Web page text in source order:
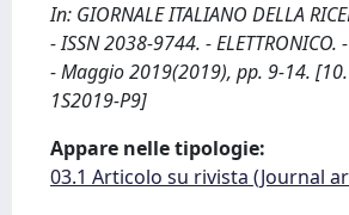
In: GIORNALE ITALIANO DELLA
- ISSN 2038-9744. - ELETTRONICO.
- Maggio 2019(2019), pp. 9-14.
1S2019-P9]
Appare nelle tipologie:
03.1 Articolo su rivista (Journal